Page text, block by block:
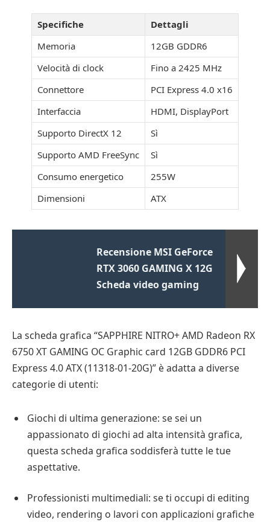
Specifiche
Dettagli
Memoria
12GB GDDR6
Velocità di clock
Fino a 2425 MHz
Connettore
PCI Express 4.0 x16
Interfaccia
HDMI, DisplayPort
Supporto DirectX 12
Sì
Supporto AMD FreeSync
Sì
Consumo energetico
255W
Dimensioni
ATX
Recensione MSI GeForce
RTX 3060 GAMING X 12G
Scheda video gaming
La scheda grafica “SAPPHIRE NITRO+ AMD Radeon RX
6750 XT GAMING OC Graphic card 12GB GDDR6 PCI
Express 4.0 ATX (11318-01-20G)” è adatta a diverse
categorie di utenti:
Giochi di ultima generazione: se sei un
appassionato di giochi ad alta intensità grafica,
questa scheda grafica soddisferà tutte le tue
aspettative.
Professionisti multimediali: se ti occupi di editing
video, rendering o lavori con applicazioni grafiche